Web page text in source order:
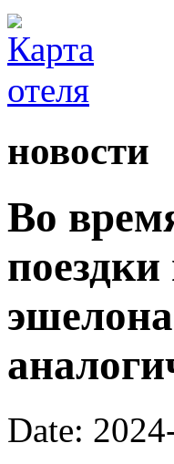
новости
Во
Date: